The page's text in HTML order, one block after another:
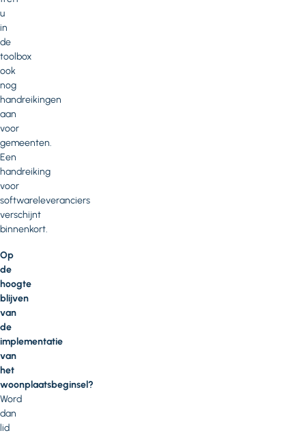
u
in
de
toolbox
ook
nog
handreikingen
aan
voor
gemeenten.
Een
handreiking
voor
softwareleveranciers
verschijnt
binnenkort.
Op
de
hoogte
blijven
van
de
implementatie
van
het
woonplaatsbeginsel?
Word
dan
lid